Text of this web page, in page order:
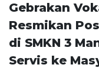
Gebrakan
Resmikan
di SMKN 3
Servis ke